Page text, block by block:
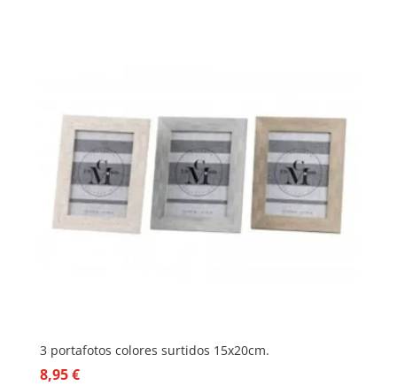
3 portafotos colores surtidos 15x20cm.
8,95€